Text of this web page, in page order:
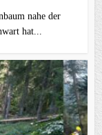
nahe der
hat...